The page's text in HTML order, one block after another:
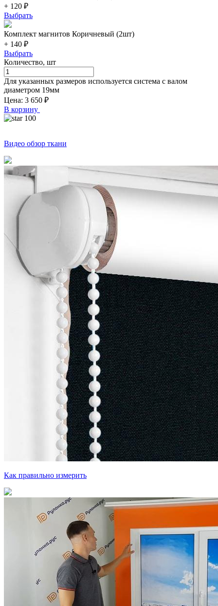
+ 120 ₽
Выбрать
Комплект магнитов Коричневый (2шт)
+ 140 ₽
Выбрать
Количество, шт
Для указанных размеров используется система с валом
диаметром 19мм
Цена: 3 650 ₽
В корзину
100
Видео обзор ткани
Как правильно измерить